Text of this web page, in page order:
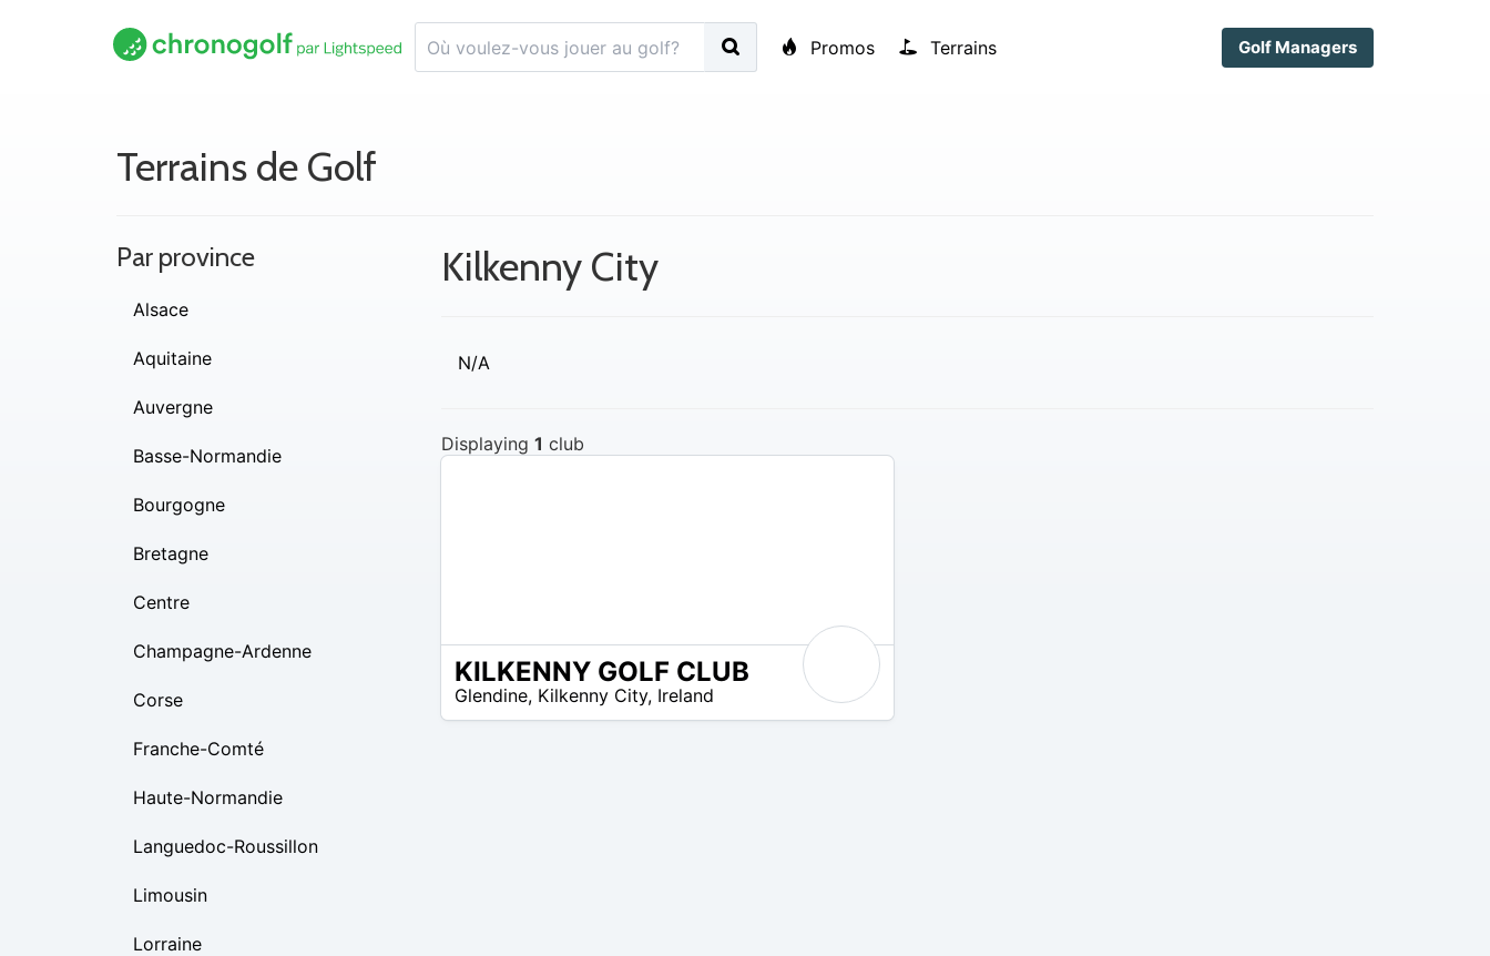
Promos Terrains Golf Managers
Terrains de Golf
Kilkenny City
N/A
Displaying 1 club
KILKENNY GOLF CLUB
Glendine, Kilkenny City, Ireland
Par province
Alsace
Aquitaine
Auvergne
Basse-Normandie
Bourgogne
Bretagne
Centre
Champagne-Ardenne
Corse
Franche-Comté
Haute-Normandie
Languedoc-Roussillon
Limousin
Lorraine